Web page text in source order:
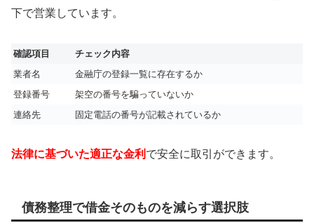
下で営業しています。
確認項目
チェック内容
業者名
金融庁の登録一覧に存在するか
登録番号
架空の番号を騙っていないか
連絡先
固定電話の番号が記載されているか
法律に基づいた適正な金利 で安全に取引ができます。
債務整理で借金そのものを減らす選択肢